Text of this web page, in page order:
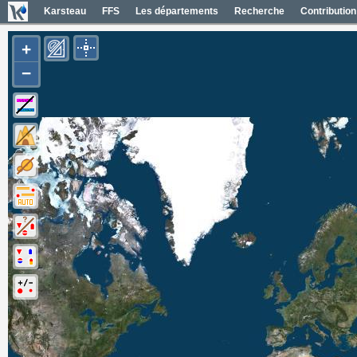
Karsteau FFS Les départements Recherche Contribution
+
−
Photos aériennes France
Mapas geol 1/50000 España
Mapas IGN España
Fotos aéreas España
Photos aériennes ESRI
Carte OpenTopoMap